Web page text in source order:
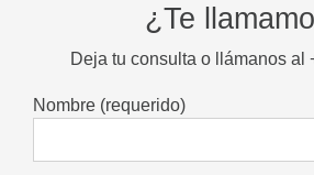
¿Te
Deja tu consulta o llámanos al
Nombre (requerido)